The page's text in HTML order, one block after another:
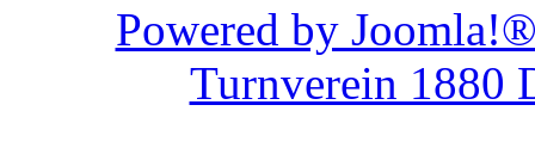
Powered by
Turnverein